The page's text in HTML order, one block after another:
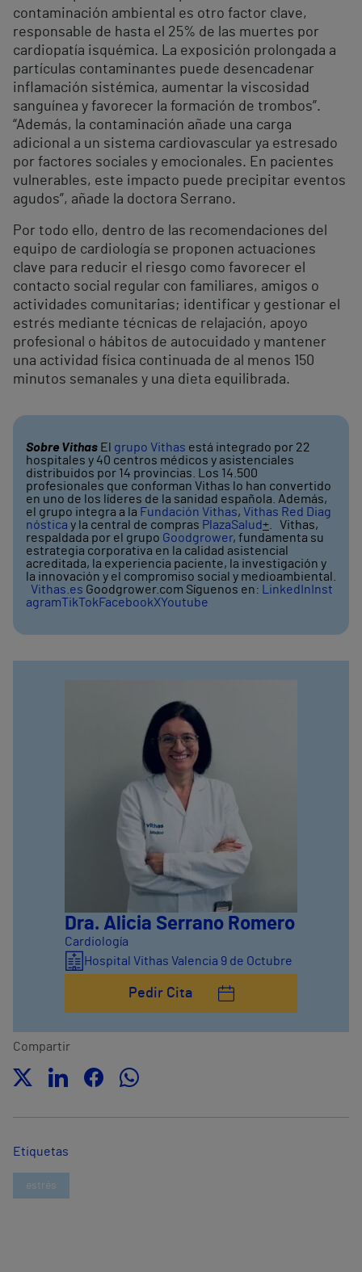
contaminación ambiental es otro factor clave,
responsable de hasta el 25% de las muertes por
cardiopatía isquémica. La exposición prolongada a
partículas contaminantes puede desencadenar
inflamación sistémica, aumentar la viscosidad
sanguínea y favorecer la formación de trombos”.
“Además, la contaminación añade una carga
adicional a un sistema cardiovascular ya estresado
por factores sociales y emocionales. En pacientes
vulnerables, este impacto puede precipitar eventos
agudos”, añade la doctora Serrano.
Por todo ello, dentro de las recomendaciones del
equipo de cardiología se proponen actuaciones
clave para reducir el riesgo como favorecer el
contacto social regular con familiares, amigos o
actividades comunitarias; identificar y gestionar el
estrés mediante técnicas de relajación, apoyo
profesional o hábitos de autocuidado y mantener
una actividad física continuada de al menos 150
minutos semanales y una dieta equilibrada.
Sobre Vithas El grupo Vithas está integrado por 22
hospitales y 40 centros médicos y asistenciales
distribuidos por 14 provincias. Los 14.500
profesionales que conforman Vithas lo han convertido
en uno de los líderes de la sanidad española. Además,
el grupo integra a la Fundación Vithas, Vithas Red Diag
nóstica y la central de compras PlazaSalud+ . Vithas,
respaldada por el grupo Goodgrower, fundamenta su
estrategia corporativa en la calidad asistencial
acreditada, la experiencia paciente, la investigación y
la innovación y el compromiso social y medioambiental.
Vithas.es Goodgrower.com Síguenos en: LinkedIn Inst
agramTikTokFacebookXYoutube
Dra. Alicia Serrano Romero
Cardiología
Hospital Vithas Valencia 9 de Octubre
Pedir Cita
Compartir
Etiquetas
estrés